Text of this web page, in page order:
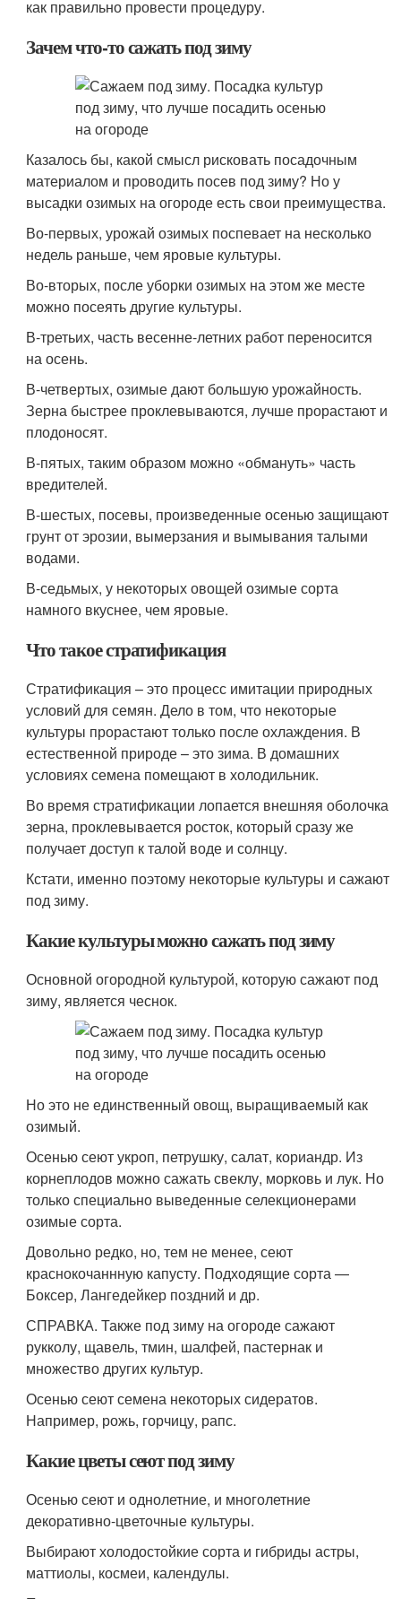
как правильно провести процедуру.
Зачем что-то сажать под зиму
Казалось бы, какой смысл рисковать посадочным
материалом и проводить посев под зиму? Но у
высадки озимых на огороде есть свои преимущества.
Во-первых, урожай озимых поспевает на несколько
недель раньше, чем яровые культуры.
Во-вторых, после уборки озимых на этом же месте
можно посеять другие культуры.
В-третьих, часть весенне-летних работ переносится
на осень.
В-четвертых, озимые дают большую урожайность.
Зерна быстрее проклевываются, лучше прорастают и
плодоносят.
В-пятых, таким образом можно «обмануть» часть
вредителей.
В-шестых, посевы, произведенные осенью защищают
грунт от эрозии, вымерзания и вымывания талыми
водами.
В-седьмых, у некоторых овощей озимые сорта
намного вкуснее, чем яровые.
Что такое стратификация
Стратификация – это процесс имитации природных
условий для семян. Дело в том, что некоторые
культуры прорастают только после охлаждения. В
естественной природе – это зима. В домашних
условиях семена помещают в холодильник.
Во время стратификации лопается внешняя оболочка
зерна, проклевывается росток, который сразу же
получает доступ к талой воде и солнцу.
Кстати, именно поэтому некоторые культуры и сажают
под зиму.
Какие культуры можно сажать под зиму
Основной огородной культурой, которую сажают под
зиму, является чеснок.
Но это не единственный овощ, выращиваемый как
озимый.
Осенью сеют укроп, петрушку, салат, кориандр. Из
корнеплодов можно сажать свеклу, морковь и лук. Но
только специально выведенные селекционерами
озимые сорта.
Довольно редко, но, тем не менее, сеют
краснокочаннную капусту. Подходящие сорта —
Боксер, Лангедейкер поздний и др.
СПРАВКА. Также под зиму на огороде сажают
рукколу, щавель, тмин, шалфей, пастернак и
множество других культур.
Осенью сеют семена некоторых сидератов.
Например, рожь, горчицу, рапс.
Какие цветы сеют под зиму
Осенью сеют и однолетние, и многолетние
декоративно-цветочные культуры.
Выбирают холодостойкие сорта и гибриды астры,
маттиолы, космеи, календулы.